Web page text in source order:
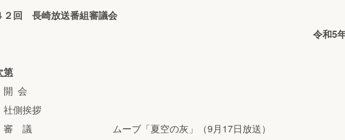
２回 長崎放送番組審議会
令和5
第
開 会
社側挨拶
）審 議 ムーブ「夏空の灰」（9月17日放送）